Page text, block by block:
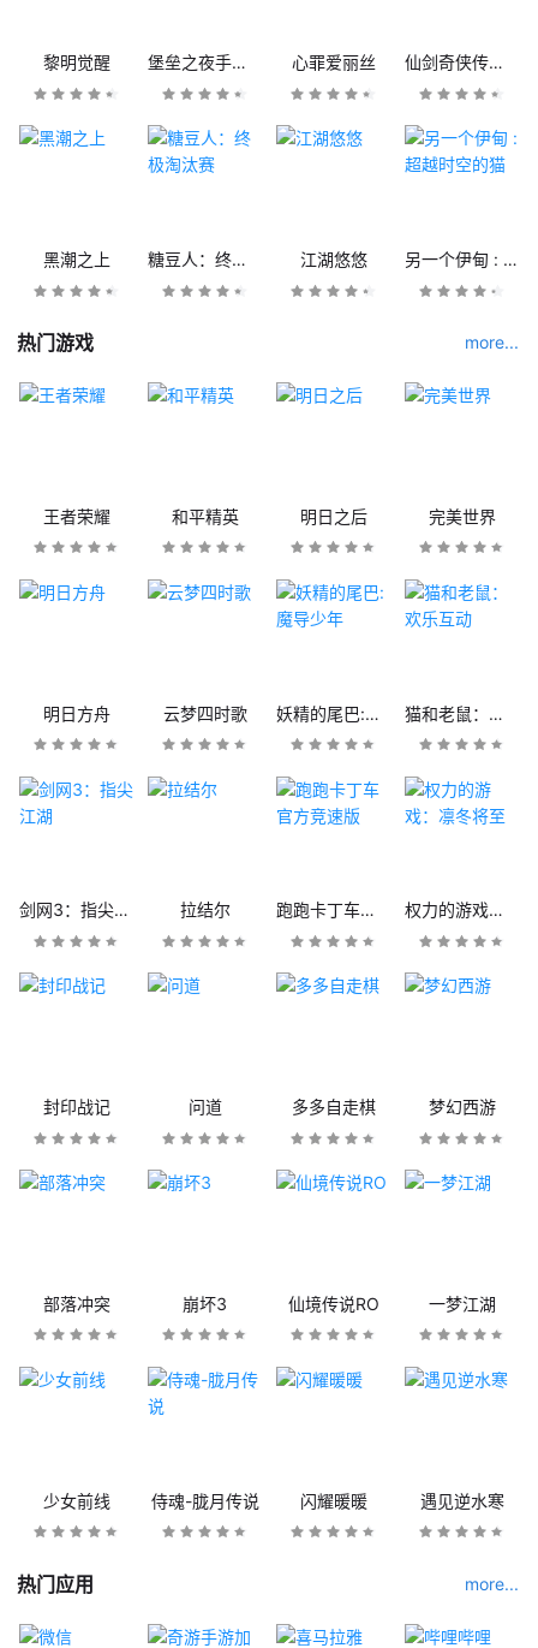
黎明觉醒 堡垒之夜手机版 心罪爱丽丝 仙剑奇侠传九野
黑潮之上 糖豆人：终极淘汰赛 江湖悠悠 另一个伊甸 : 超越时空的猫
热门游戏 more...
王者荣耀 和平精英 明日之后 完美世界
明日方舟 云梦四时歌 妖精的尾巴:魔导少年 猫和老鼠：欢乐互动
剑网3：指尖江湖 拉结尔 跑跑卡丁车官方竞速版 权力的游戏：凛冬将至
封印战记 问道 多多自走棋 梦幻西游
部落冲突 崩坏3 仙境传说RO 一梦江湖
少女前线 侍魂-胧月传说 闪耀暖暖 遇见逆水寒
热门应用 more...